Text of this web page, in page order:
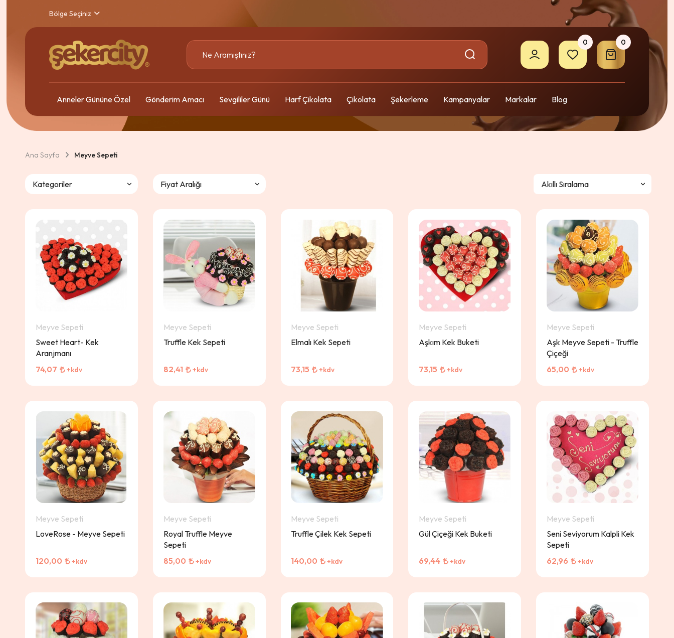
Bölge Seçiniz
0 0
Anneler Gününe Özel Gönderim Amacı Sevgililer Günü Harf Çikolata Çikolata Şekerleme Kampanyalar Markalar Blog
Ana Sayfa Meyve Sepeti
Kategoriler Fiyat Aralığı
Meyve Sepeti
Sweet Heart- Kek
Aranjmanı
74,07
+kdv
Meyve Sepeti
Truffle Kek Sepeti
82,41 +kdv
Meyve Sepeti
Elmalı Kek Sepeti
73,15 +kdv
Meyve Sepeti
Aşkım Kek Buketi
73,15 +kdv
Meyve Sepeti
Aşk Meyve Sepeti - Truffle
Çiçeği
65,00
+kdv
Meyve Sepeti
LoveRose - Meyve Sepeti
120,00 +kdv
Meyve Sepeti
Royal Truffle Meyve
Sepeti
85,00
+kdv
Meyve Sepeti
Truffle Çilek Kek Sepeti
140,00 +kdv
Meyve Sepeti
Gül Çiçeği Kek Buketi
69,44 +kdv
Meyve Sepeti
Seni Seviyorum Kalpli Kek
Sepeti
62,96
+kdv